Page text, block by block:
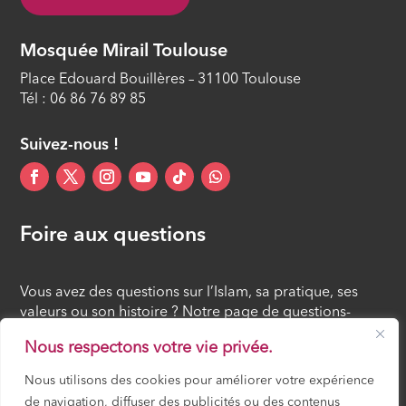
Nous respectons votre vie privée.
Nous utilisons des cookies pour améliorer votre expérience
de navigation, diffuser des publicités ou des contenus
Mosquée Mirail Toulouse
Place Edouard Bouillères – 31100 Toulouse
Tél : 06 86 76 89 85
Suivez-nous !
Foire aux questions
Vous avez des questions sur l’Islam, sa pratique, ses
valeurs ou son histoire ? Notre page de questions-
réponses rassemble des réponses claires et accessibles
à tous, croyants ou simples curieux.